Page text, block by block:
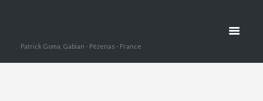
Patrick Goma, Gabian - Pézenas - France